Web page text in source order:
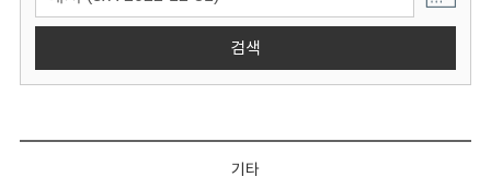
검색
기타